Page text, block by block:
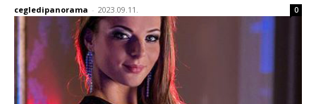
cegledipanorama - 2023.09.11. 0